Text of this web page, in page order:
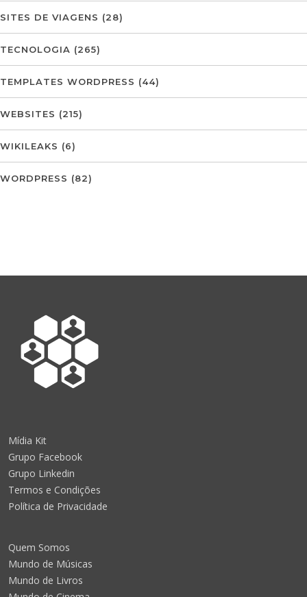
SITES DE VIAGENS (28)
TECNOLOGIA (265)
TEMPLATES WORDPRESS (44)
WEBSITES (215)
WIKILEAKS (6)
WORDPRESS (82)
Mídia Kit
Grupo Facebook
Grupo Linkedin
Termos e Condições
Política de Privacidade
Quem Somos
Mundo de Músicas
Mundo de Livros